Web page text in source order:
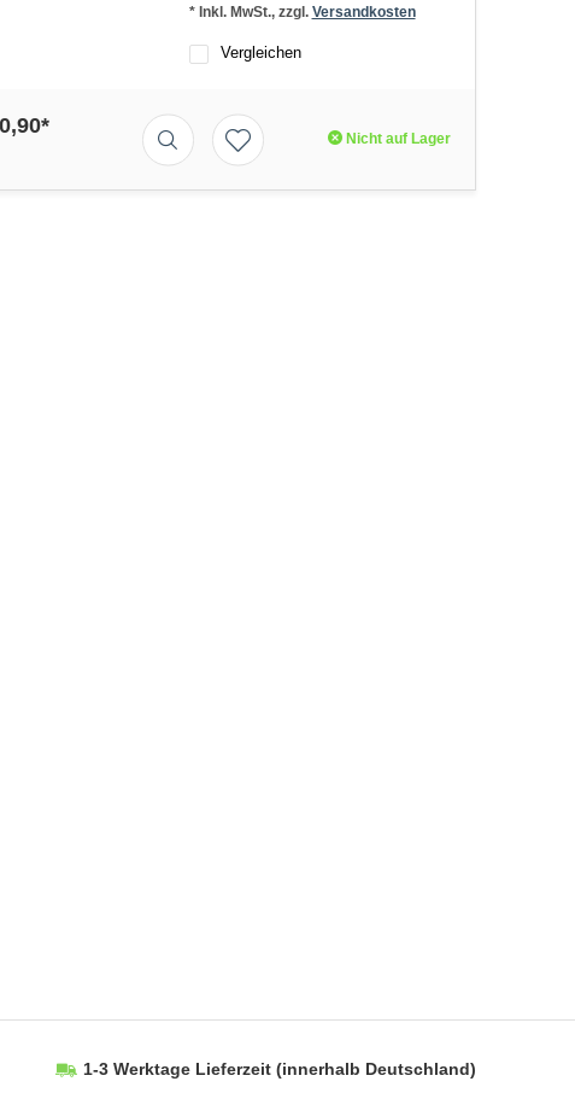
* Inkl. MwSt., zzgl. Versandkosten
Vergleichen
Nicht auf Lager
1-3 Werktage Lieferzeit (innerhalb Deutschland)